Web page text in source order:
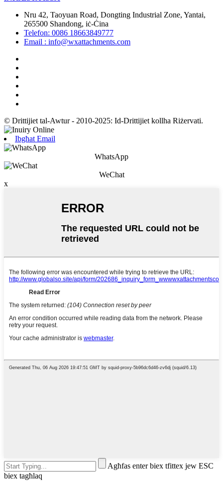
Nru 42, Taoyuan Road, Dongting Industrial Zone, Yantai,
265500 Shandong, iċ-Ċina
Telefon: 0086 18663849777
Email : info@wxattachments.com
© Drittijiet tal-Awtur - 2010-2025: Id-Drittijiet kollha Riżervati.
Ibgħat Email
WhatsApp
WeChat
x
Agħfas enter biex tfittex jew ESC
biex tagħlaq